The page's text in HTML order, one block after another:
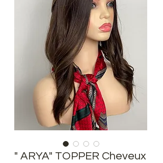
" ARYA" TOPPER Cheveux